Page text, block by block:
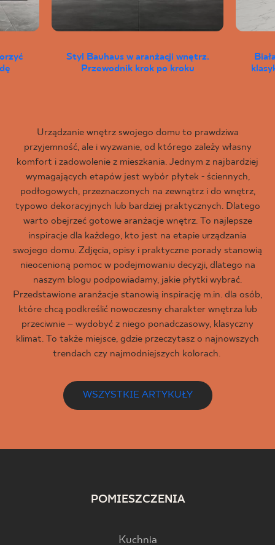
Styl Bauhaus w aranżacji wnętrz.
Przewodnik krok po kroku
Urządzanie wnętrz swojego domu to prawdziwa
przyjemność, ale i wyzwanie, od którego zależy własny
komfort i zadowolenie z mieszkania. Jednym z najbardziej
wymagających etapów jest wybór płytek - ściennych,
podłogowych, przeznaczonych na zewnątrz i do wnętrz,
typowo dekoracyjnych lub bardziej praktycznych. Dlatego
warto obejrzeć gotowe aranżacje wnętrz. To najlepsze
inspiracje dla każdego, kto jest na etapie urządzania
swojego domu. Zdjęcia, opisy i praktyczne porady stanowią
nieocenioną pomoc w podejmowaniu decyzji, dlatego na
naszym blogu podpowiadamy, jakie płytki wybrać.
Przedstawione aranżacje stanowią inspirację m.in. dla osób,
które chcą podkreślić nowoczesny charakter wnętrza lub
przeciwnie – wydobyć z niego ponadczasowy, klasyczny
klimat. To także miejsce, gdzie przeczytasz o najnowszych
trendach czy najmodniejszych kolorach.
WSZYSTKIE ARTYKUŁY
POMIESZCZENIA
Kuchnia